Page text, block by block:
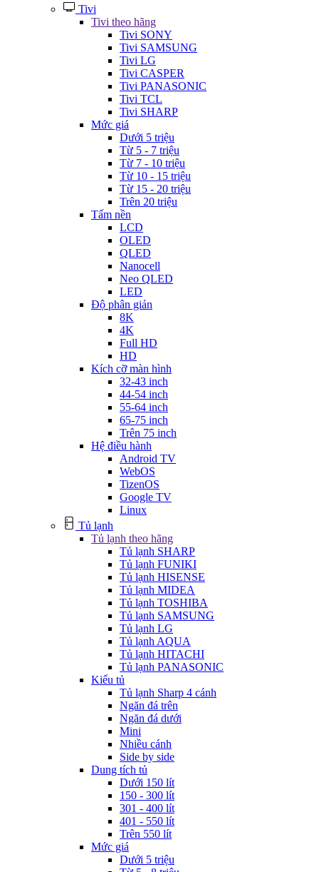
Tivi
Tivi theo hãng
Tivi SONY
Tivi SAMSUNG
Tivi LG
Tivi CASPER
Tivi PANASONIC
Tivi TCL
Tivi SHARP
Mức giá
Dưới 5 triệu
Từ 5 - 7 triệu
Từ 7 - 10 triệu
Từ 10 - 15 triệu
Từ 15 - 20 triệu
Trên 20 triệu
Tấm nền
LCD
OLED
QLED
Nanocell
Neo QLED
LED
Độ phân giản
8K
4K
Full HD
HD
Kích cỡ màn hình
32-43 inch
44-54 inch
55-64 inch
65-75 inch
Trên 75 inch
Hệ điều hành
Android TV
WebOS
TizenOS
Google TV
Linux
Tủ lạnh
Tủ lạnh theo hãng
Tủ lạnh SHARP
Tủ lạnh FUNIKI
Tủ lạnh HISENSE
Tủ lạnh MIDEA
Tủ lạnh TOSHIBA
Tủ lạnh SAMSUNG
Tủ lạnh LG
Tủ lạnh AQUA
Tủ lạnh HITACHI
Tủ lạnh PANASONIC
Kiểu tủ
Tủ lạnh Sharp 4 cánh
Ngăn đá trên
Ngăn đá dưới
Mini
Nhiều cánh
Side by side
Dung tích tủ
Dưới 150 lít
150 - 300 lít
301 - 400 lít
401 - 550 lít
Trên 550 lít
Mức giá
Dưới 5 triệu